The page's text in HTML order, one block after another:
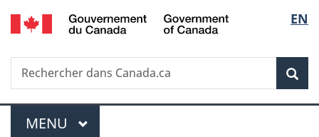
Passer
au
principal
Passer
à
Au
du
Passer
à
version
simplifiée
de
la
EN
Recherche
Rechercher
dans
Menu
MENU PRINCIPAL